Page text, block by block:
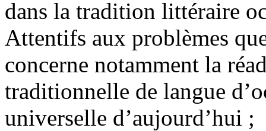
dans la tradition littéraire
Attentifs aux problèmes
concerne notamment la
traditionnelle de langue
universelle d’aujourd’hui ;